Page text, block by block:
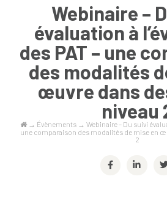
Webinaire –
évaluation à
des PAT – une
des modalités
œuvre dans
niveau
→ Évènements → Webinaire – Du suivi
une comparaison des modalités de mise en
2